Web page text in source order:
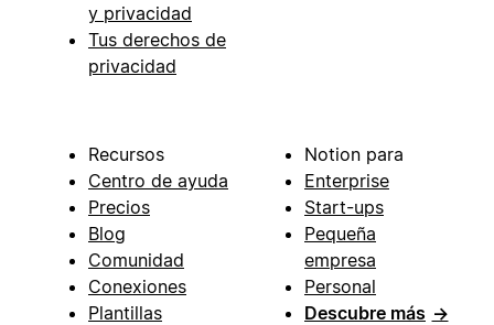
y privacidad
Tus derechos de
privacidad
Recursos
Centro de ayuda
Precios
Blog
Comunidad
Conexiones
Plantillas
Notion para
Enterprise
Start-ups
Pequeña
empresa
Personal
Descubre más →